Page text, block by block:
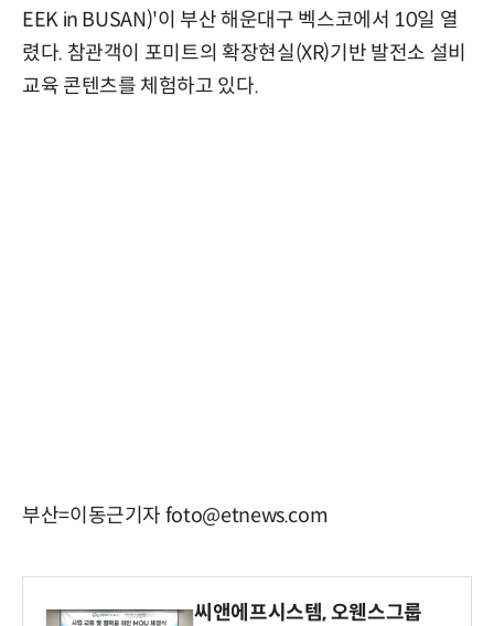
EEK in BUSAN)'이 부산 해운대구 벡스코에서 10일 열
렸다. 참관객이 포미트의 확장현실(XR)기반 발전소 설비
교육 콘텐츠를 체험하고 있다.
부산=이동근기자 foto@etnews.com
씨앤에프시스템, 오웬스그룹